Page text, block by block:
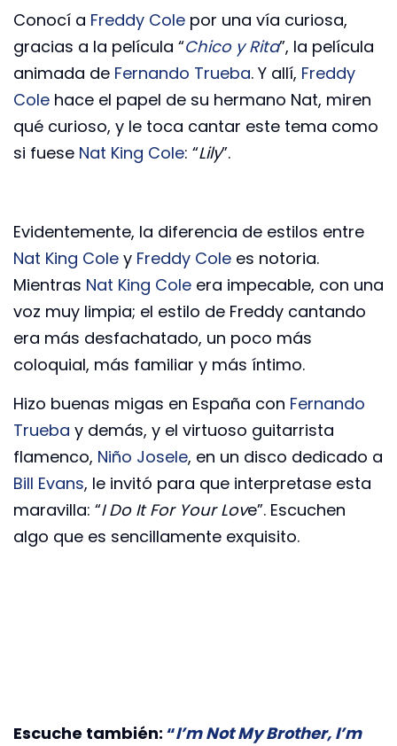
Conocí a Freddy Cole por una vía curiosa,
gracias a la película “Chico y Rita”, la película
animada de Fernando Trueba. Y allí, Freddy
Cole hace el papel de su hermano Nat, miren
qué curioso, y le toca cantar este tema como
si fuese Nat King Cole: “Lily”.
Evidentemente, la diferencia de estilos entre
Nat King Cole y Freddy Cole es notoria.
Mientras Nat King Cole era impecable, con una
voz muy limpia; el estilo de Freddy cantando
era más desfachatado, un poco más
coloquial, más familiar y más íntimo.
Hizo buenas migas en España con Fernando
Trueba y demás, y el virtuoso guitarrista
flamenco, Niño Josele, en un disco dedicado a
Bill Evans, le invitó para que interpretase esta
maravilla: “I Do It For Your Love”. Escuchen
algo que es sencillamente exquisito.
Escuche también: “I’m Not My Brother, I’m